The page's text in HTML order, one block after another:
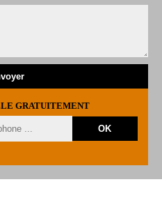
GRATUITEMENT